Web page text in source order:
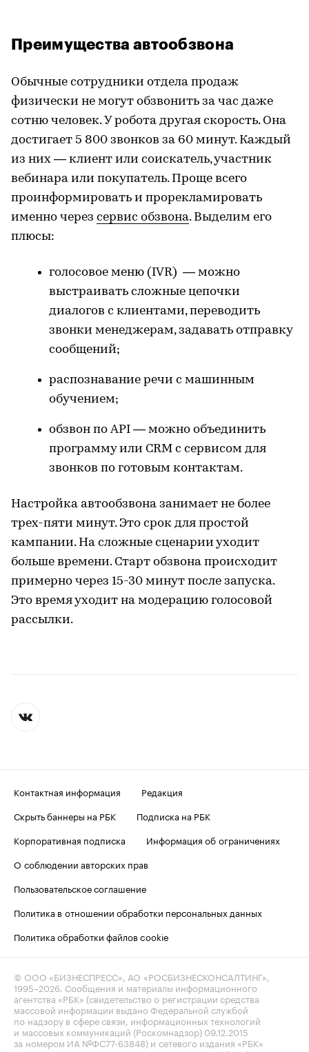
Преимущества автообзвона
Обычные сотрудники отдела продаж
физически не могут обзвонить за час даже
сотню человек. У робота другая скорость. Она
достигает 5 800 звонков за 60 минут. Каждый
из них — клиент или соискатель, участник
вебинара или покупатель. Проще всего
проинформировать и прорекламировать
именно через сервис обзвона. Выделим его
плюсы:
голосовое меню (IVR) — можно
выстраивать сложные цепочки
диалогов с клиентами, переводить
звонки менеджерам, задавать отправку
сообщений;
распознавание речи с машинным
обучением;
обзвон по API — можно объединить
программу или CRM с сервисом для
звонков по готовым контактам.
Настройка автообзвона занимает не более
трех-пяти минут. Это срок для простой
кампании. На сложные сценарии уходит
больше времени. Старт обзвона происходит
примерно через 15-30 минут после запуска.
Это время уходит на модерацию голосовой
рассылки.
Контактная информация
Редакция
Скрыть баннеры на РБК
Подписка на РБК
Корпоративная подписка
Информация об ограничениях
О соблюдении авторских прав
Пользовательское соглашение
Политика в отношении обработки персональных данных
Политика обработки файлов cookie
© ООО «БИЗНЕСПРЕСС», АО «РОСБИЗНЕСКОНСАЛТИНГ»,
1995–2026. Сообщения и материалы информационного
агентства «РБК» (свидетельство о регистрации средства
массовой информации выдано Федеральной службой
по надзору в сфере связи, информационных технологий
и массовых коммуникаций (Роскомнадзор) 09.12.2015
за номером ИА №ФС77-63848) и сетевого издания «РБК»